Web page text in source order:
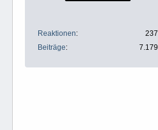
Reaktionen
237
Beiträge
7.179